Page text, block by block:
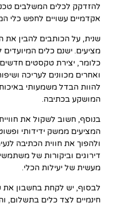
אקדמיים עשויים לחפש כלי
שנית, על הכותבים להבין את
כלומר, יצירת טקסטים
ואחרים מכוונים לעריכה
להוות הבדל משמעותי
המושקע בכתיבה.
בנוסף, חשוב לשקול את
המציעים ממשק ידידותי
ולהפוך את חווית הכתיבה
דירוגים וביקורות של
מעשית של יעילות הכלי.
לבסוף, יש לקחת בחשבון את
חינמיים לצד כלים בתשלום,